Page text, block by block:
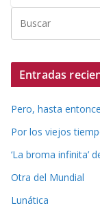
Entradas
Pero, hasta
Por los viejos
‘La broma infinita’
Otra del Mundial
Lunática